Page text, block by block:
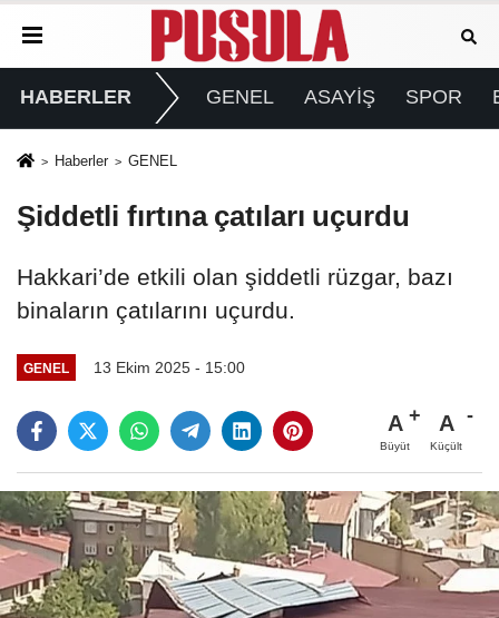
HABERLER GENEL ASAYİŞ SPOR
Haberler GENEL
Şiddetli fırtına çatıları uçurdu
Hakkari’de etkili olan şiddetli rüzgar, bazı
binaların çatılarını uçurdu.
GENEL 13 Ekim 2025 - 15:00
A
Büyüt
A
Küçült